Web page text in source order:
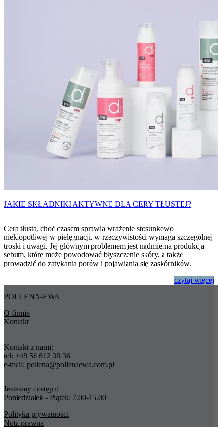
JAKIE SKŁADNIKI AKTYWNE DLA CERY TŁUSTEJ?
Cera tłusta, choć czasem sprawia wrażenie stosunkowo
niekłopotliwej w pielęgnacji, w rzeczywistości wymaga szczególnej
troski i uwagi. Jej głównym problemem jest nadmierna produkcja
sebum, które może powodować błyszczenie skóry, a także
prowadzić do zatykania porów i pojawiania się zaskórników.
czytaj więcej
POLLENA-EWA
O firmie
Kontakt
Kontakt z nami:
tel: +48 56 612 38 36
e-mail: pollena@pollenaewa.com.pl
Jesteśmy dostępni
Poniedziałek - Piątek: 7.00-15.00
Polityka prywatności
Nota prawna